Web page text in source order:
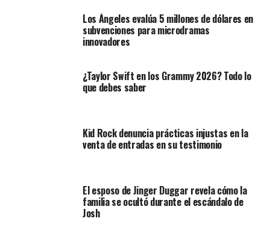
Los Ángeles evalúa 5 millones de dólares en
subvenciones para microdramas
innovadores
¿Taylor Swift en los Grammy 2026? Todo lo
que debes saber
Kid Rock denuncia prácticas injustas en la
venta de entradas en su testimonio
El esposo de Jinger Duggar revela cómo la
familia se ocultó durante el escándalo de
Josh